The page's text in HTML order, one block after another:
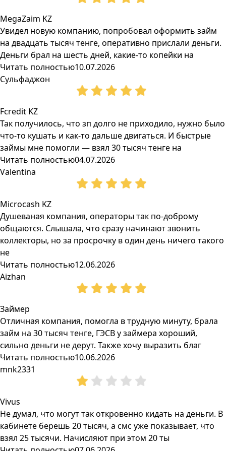
MegaZaim KZ
Увидел новую компанию, попробовал оформить займ
на двадцать тысяч тенге, оперативно прислали деньги.
Деньги брал на шесть дней, какие-то копейки на
Читать полностью10.07.2026
Сульфаджон
Fcredit KZ
Так получилось, что зп долго не приходило, нужно было
что-то кушать и как-то дальше двигаться. И быстрые
займы мне помогли — взял 30 тысяч тенге на
Читать полностью04.07.2026
Valentina
Microcash KZ
Душеваная компания, операторы так по-доброму
общаются. Слышала, что сразу начинают звонить
коллекторы, но за просрочку в один день ничего такого
не
Читать полностью12.06.2026
Aizhan
Займер
Отличная компания, помогла в трудную минуту, брала
займ на 30 тысяч тенге, ГЭСВ у займера хороший,
сильно деньги не дерут. Также хочу выразить благ
Читать полностью10.06.2026
mnk2331
Vivus
Не думал, что могут так откровенно кидать на деньги. В
кабинете берешь 20 тысяч, а смс уже показывает, что
взял 25 тысячи. Начисляют при этом 20 ты